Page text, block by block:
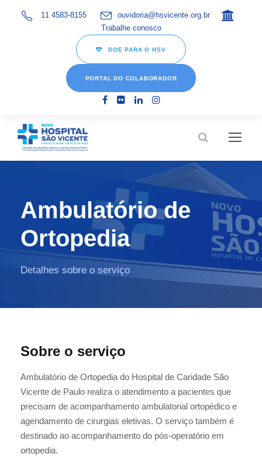
11 4583-8155
ouvidoria@hsvicente.org.br
Trabalhe conosco
DOE PARA O HSV
PORTAL DO COLABORADOR
Ambulatório de
Ortopedia
Detalhes sobre o serviço
Sobre o serviço
Ambulatório de Ortopedia do Hospital de Caridade São
Vicente de Paulo realiza o atendimento a pacientes que
precisam de acompanhamento ambulatorial ortopédico e
agendamento de cirurgias eletivas. O serviço também é
destinado ao acompanhamento do pós-operatório em
ortopedia.